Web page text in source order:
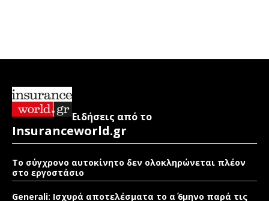
Ειδήσεις από το
Insuranceworld.gr
Το σύγχρονο αυτοκίνητο δεν ολοκληρώνεται πλέον
στο εργοστάσιο
Generali: Ισχυρά αποτελέσματα το α΄ 6μηνο παρά τις